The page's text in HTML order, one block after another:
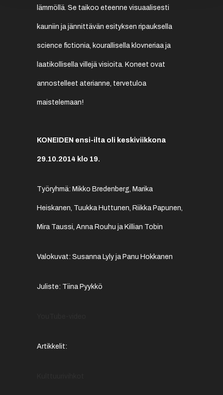
lämmöllä. Se taikoo eteenne visuaalisesti
kauniin ja jännittävän esityksen ripauksella
science fictionia, kourallisella klovneriaa ja
laatikollisella villejä visioita. Koneet ovat
annostelleet aterianne, tervetuloa
maistelemaan!
KONEIDEN ensi-ilta oli keskiviikkona
29.10.2014 klo 19.
Työryhmä: Mikko Bredenberg, Marika
Heiskanen, Tuukka Huttunen, Riikka Papunen,
Mira Taussi, Anna Rouhu ja Killian Tobin
Valokuvat: Susanna Lyly ja Panu Hokkanen
Juliste: Tiina Pyykkö
Artikkelit: